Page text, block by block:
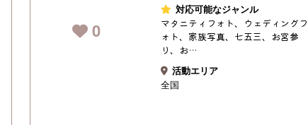
0
対応可能なジャンル
マタニティフォト、ウェディングフ
ォト、家族写真、七五三、お宮参
り、お…
活動エリア
全国